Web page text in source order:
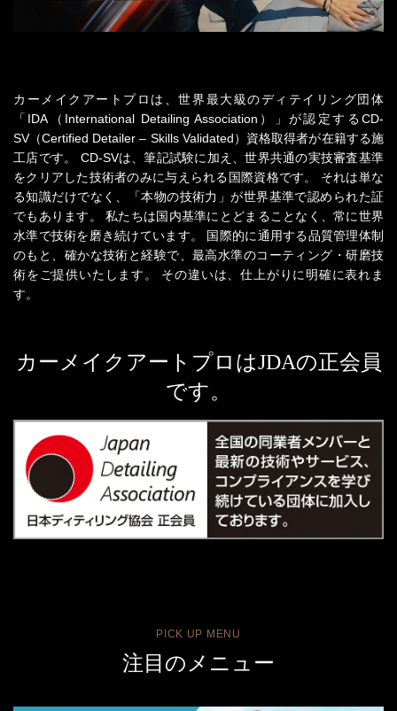
カーメイクアートプロは、世界最大級のディテイリング団体
「IDA（International Detailing Association）」が認定するCD-
SV（Certified Detailer – Skills Validated）資格取得者が在籍する施
工店です。
CD-SVは、筆記試験に加え、世界共通の実技審査基準
をクリアした技術者のみに与えられる国際資格です。
それは単な
る知識だけでなく、「本物の技術力」が世界基準で認められた証
でもあります。
私たちは国内基準にとどまることなく、常に世界
水準で技術を磨き続けています。
国際的に通用する品質管理体制
のもと、確かな技術と経験で、最高水準のコーティング・研磨技
術をご提供いたします。
その違いは、仕上がりに明確に表れま
す。
カーメイクアートプロはJDAの正会員
です。
PICK UP MENU
注目のメニュー